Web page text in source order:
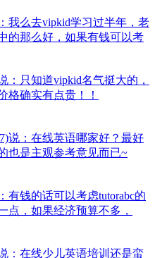
我么去vipkid学习过半年，老
的那么好，如果有钱可以考
：只知道vipkid名气挺大的，
格确实有点贵！！
说：在线英语哪家好？最好
也是主观参考意见而已~
有钱的话可以考虑tutorabc的
点，如果经济预算不多，
：在线少儿英语培训还是蛮